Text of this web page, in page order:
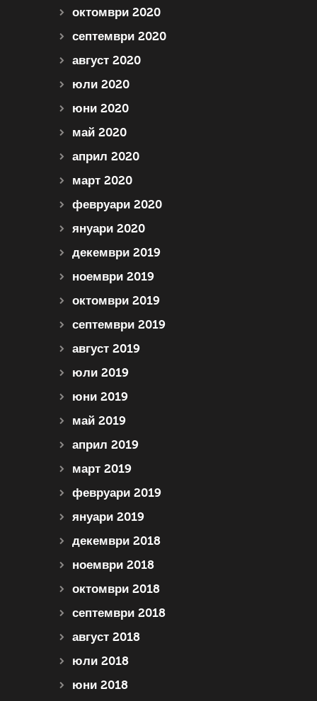
октомври 2020
септември 2020
август 2020
юли 2020
юни 2020
май 2020
април 2020
март 2020
февруари 2020
януари 2020
декември 2019
ноември 2019
октомври 2019
септември 2019
август 2019
юли 2019
юни 2019
май 2019
април 2019
март 2019
февруари 2019
януари 2019
декември 2018
ноември 2018
октомври 2018
септември 2018
август 2018
юли 2018
юни 2018